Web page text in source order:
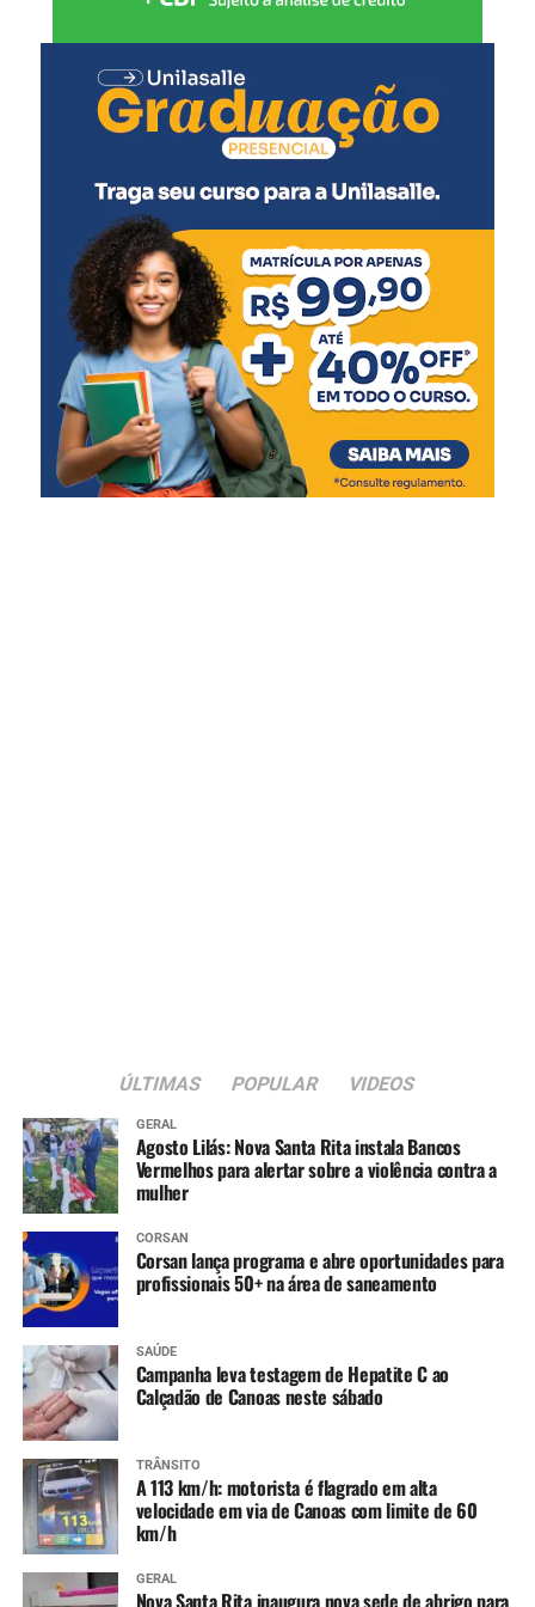
conduzido de forma
técnica, transparente e
conforme as regras
estabelecidas no edital,
garantindo igualdade de
condições a todos os
participantes”, afirmou.
Os candidatos poderão apresentar recursos nos dias 4 e 5
de agosto, conforme as orientações previstas no edital.
Após esse período, a análise e o julgamento dos recursos
ocorrerão entre os dias 6 e 12 de agosto. A publicação da
lista final dos pré-classificados está prevista para o dia 14
ÚLTIMAS POPULAR VIDEOS
GERAL
Agosto Lilás: Nova Santa Rita instala Bancos
Vermelhos para alertar sobre a violência contra a
mulher
CORSAN
Corsan lança programa e abre oportunidades para
profissionais 50+ na área de saneamento
SAÚDE
Campanha leva testagem de Hepatite C ao
Calçadão de Canoas neste sábado
TRÂNSITO
A 113 km/h: motorista é flagrado em alta
velocidade em via de Canoas com limite de 60
km/h
GERAL
Nova Santa Rita inaugura nova sede de abrigo para